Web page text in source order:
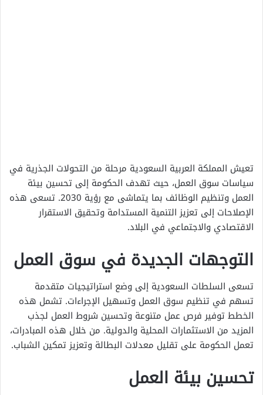
تعيش المملكة العربية السعودية مرحلة من التحولات الجذرية في
سياسات سوق العمل، حيث تهدف الحكومة إلى تحسين بيئة
العمل وتنظيم الوظائف بما يتماشى مع رؤية 2030. تسعى هذه
الإصلاحات إلى تعزيز التنمية المستدامة وتحقيق الاستقرار
الاقتصادي والاجتماعي في البلاد.
التوجهات الجديدة في سوق العمل
تسعى السلطات السعودية إلى وضع استراتيجيات متقدمة
تسهم في تنظيم سوق العمل وتسهيل الإجراءات. تشمل هذه
الخطط توفير فرص عمل متنوعة وتحسين شروط العمل لجذب
المزيد من الاستثمارات المحلية والدولية. من خلال هذه المبادرات،
تعمل الحكومة على تقليل معدلات البطالة وتعزيز تمكين الشباب.
تحسين بيئة العمل